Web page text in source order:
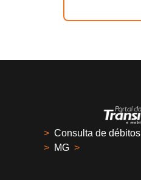
> Consulta de débitos
> MG >